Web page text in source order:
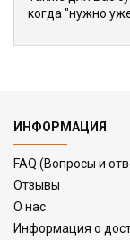
когда "нужно
ИНФОРМАЦИЯ
FAQ (Вопросы и
Отзывы
О нас
Информация о